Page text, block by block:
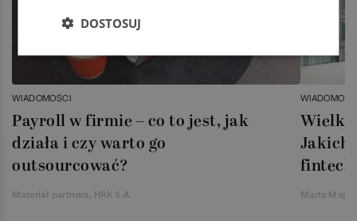
WIADOMOŚCI
Payroll w firmie – co to jest, jak
działa i czy warto go
outsourcować?
Materiał partnera, HRK S.A.
Jakich
Marta
DOSTOSUJ